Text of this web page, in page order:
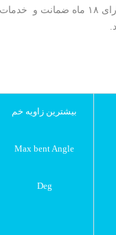
تمامی محصولات ما دارای ۱۸ ماه
بیشترین زاویه خم
Max bent Angle
Deg